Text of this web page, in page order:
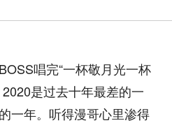
唱完“一杯敬月光一杯
是过去十年最差的一
一年。听得漫哥心里渗得